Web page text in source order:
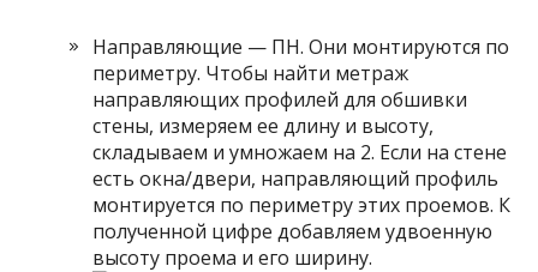
Направляющие — ПН. Они монтируются по
периметру. Чтобы найти метраж
направляющих профилей для обшивки
стены, измеряем ее длину и высоту,
складываем и умножаем на 2. Если на стене
есть окна/двери, направляющий профиль
монтируется по периметру этих проемов. К
полученной цифре добавляем удвоенную
высоту проема и его ширину.